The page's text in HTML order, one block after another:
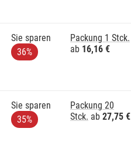
Sie sparen
36%
Packung 1 Stck.
ab 16,16 €
Sie sparen
35%
Packung 20
Stck. ab 27,75 €